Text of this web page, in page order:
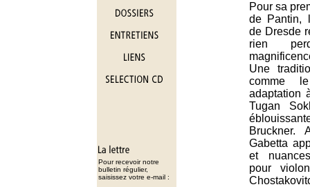
Pour recevoir notre
bulletin régulier,
saisissez votre e-mail :
Pour sa
de Pantin,
de Dresde
rien
Une
comme
adaptation
Tugan
Bruckner.
Gabetta
et
pour